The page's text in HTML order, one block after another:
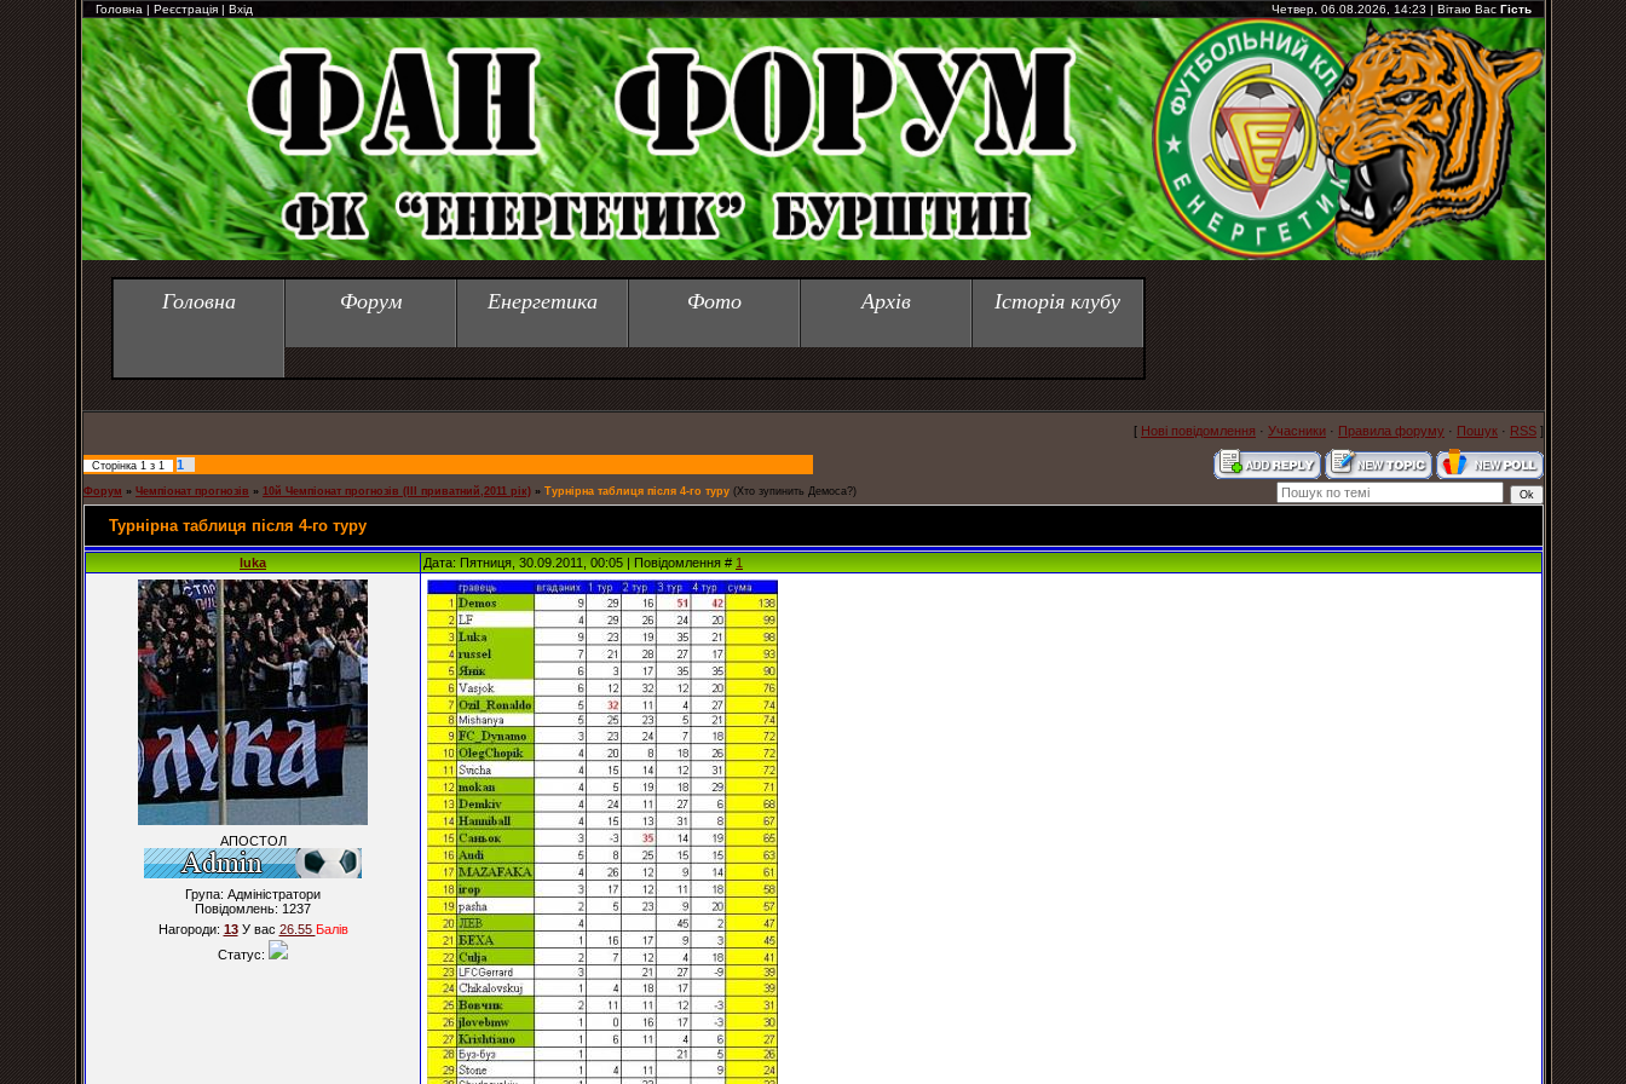
Головна | Реєстрація | Вхід Четвер, 06.08.2026, 14:23 | Вітаю Вас Гість
Головна Форум Енергетика Фото Архів Історія клубу
[ Нові повідомлення · Учасники · Правила форуму · Пошук · RSS ]
Сторінка 1 з 1 1
Форум » Чемпіонат прогнозів » 10й Чемпіонат прогнозів (ІІІ приватний,2011 рік) » Турнірна таблиця після 4-го туру (Хто зупинить Демоса?)
Турнірна таблиця після 4-го туру
luka Дата: Пятниця, 30.09.2011, 00:05 | Повідомлення # 1
АПОСТОЛ
Група: Адміністратори
Повідомлень: 1237
Нагороди: 13У вас 26.55 Балiв
Статус: